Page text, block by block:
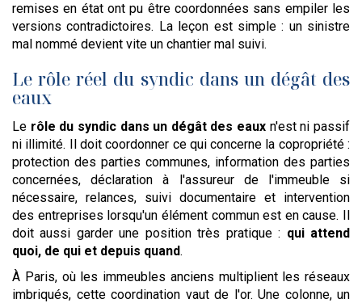
remises en état ont pu être coordonnées sans empiler les
versions contradictoires. La leçon est simple : un sinistre
mal nommé devient vite un chantier mal suivi.
Le rôle réel du syndic dans un dégât des
eaux
Le rôle du syndic dans un dégât des eaux n'est ni passif
ni illimité. Il doit coordonner ce qui concerne la copropriété :
protection des parties communes, information des parties
concernées, déclaration à l'assureur de l'immeuble si
nécessaire, relances, suivi documentaire et intervention
des entreprises lorsqu'un élément commun est en cause. Il
doit aussi garder une position très pratique : qui attend
quoi, de qui et depuis quand.
À Paris, où les immeubles anciens multiplient les réseaux
imbriqués, cette coordination vaut de l'or. Une colonne, un